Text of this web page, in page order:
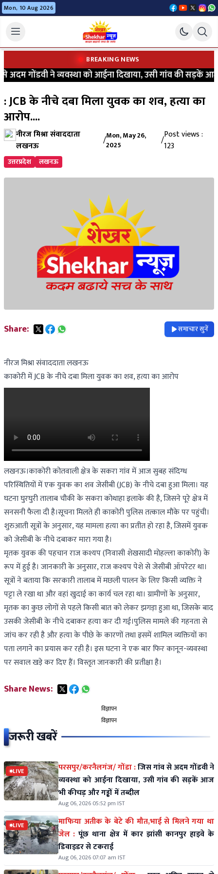
Mon, 10 Aug 2026
BREAKING NEWS
गोंडवी ने व्यवस्था को आईना दिखाया, उसी गांव की सड़कें आज
: JCB के नीचे दबा मिला युवक का शव, हत्या का
आरोप....
नीरज मिश्रा संवाददाता
लखनऊ
/Mon, May 26,
2025
/Post views :
123
उत्तरप्रदेश लखनऊ
Share: समाचार सुनें
नीरज मिश्रा संवाददाता लखनऊ
काकोरी में JCB के नीचे दबा मिला युवक का शव, हत्या का आरोप
लखनऊ।काकोरी कोतवाली क्षेत्र के सकरा गांव में आज सुबह संदिग्ध
परिस्थितियों में एक युवक का शव जेसीबी (JCB) के नीचे दबा हुआ मिला। यह
घटना घुरघुरी तालाब चौकी के सकरा कोथाहा इलाके की है, जिसने पूरे क्षेत्र में
सनसनी फैला दी है।सूचना मिलते ही काकोरी पुलिस तत्काल मौके पर पहुंची।
शुरुआती सूत्रों के अनुसार, यह मामला हत्या का प्रतीत हो रहा है, जिसमें युवक
को जेसीबी के नीचे दबाकर मारा गया है।
मृतक युवक की पहचान राज कश्यप (निवासी शेखसादी मोहल्ला काकोरी) के
रूप में हुई है। जानकारी के अनुसार, राज कश्यप पेशे से जेसीबी ऑपरेटर था।
सूत्रों ने बताया कि सरकारी तालाब में मछली पालन के लिए किसी व्यक्ति ने
पट्टा ले रखा था और वहां खुदाई का कार्य चल रहा था। ग्रामीणों के अनुसार,
मृतक का कुछ लोगों से पहले किसी बात को लेकर झगड़ा हुआ था, जिसके बाद
उसकी जेसीबी के नीचे दबाकर हत्या कर दी गई।पुलिस मामले की गहनता से
जांच कर रही है और हत्या के पीछे के कारणों तथा इसमें शामिल व्यक्तियों का
पता लगाने का प्रयास कर रही है। इस घटना ने एक बार फिर कानून-व्यवस्था
पर सवाल खड़े कर दिए हैं। विस्तृत जानकारी की प्रतीक्षा है।
Share News:
विज्ञापन
विज्ञापन
जरूरी खबरें
LIVE परसपुर/करनैलगंज/ गोंडा :जिस गांव से अदम गोंडवी ने
व्यवस्था को आईना दिखाया, उसी गांव की सड़कें आज
भी कीचड़ और गड्ढों में तब्दील
Aug 06, 2026 05:52 pm IST
LIVE
माफिया अतीक के बेटे की मौत,भाई से मिलने गया था
जेल : पूंछ थाना क्षेत्र में कार झांसी कानपुर हाइवे के
डिवाइडर से टकराई
Aug 06, 2026 07:07 am IST